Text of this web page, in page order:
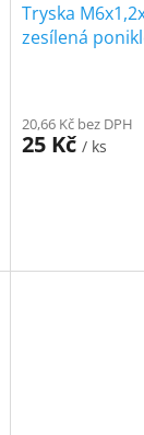
Tryska
zesílená
20,66 Kč bez DPH
25 Kč / ks